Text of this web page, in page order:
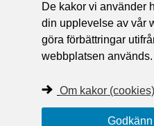
Håll dig uppdaterad
Följ Region
Region Västernorrland i
De kakor vi använder
din upplevelse av vår
göra förbättringar
webbplatsen används.
Om kakor (cookies)